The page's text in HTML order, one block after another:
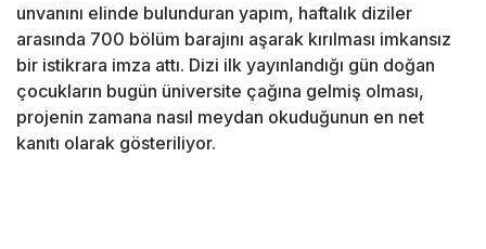
unvanını elinde bulunduran yapım, haftalık diziler
arasında 700 bölüm barajını aşarak kırılması imkansız
bir istikrara imza attı. Dizi ilk yayınlandığı gün doğan
çocukların bugün üniversite çağına gelmiş olması,
projenin zamana nasıl meydan okuduğunun en net
kanıtı olarak gösteriliyor.